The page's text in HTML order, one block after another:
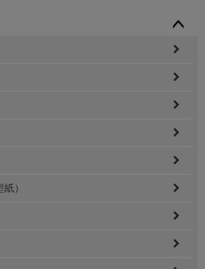
ペー
ップ
）